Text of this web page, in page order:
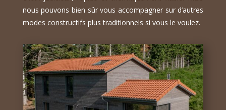
nous pouvons bien sûr vous accompagner sur d’autres
modes constructifs plus traditionnels si vous le voulez.